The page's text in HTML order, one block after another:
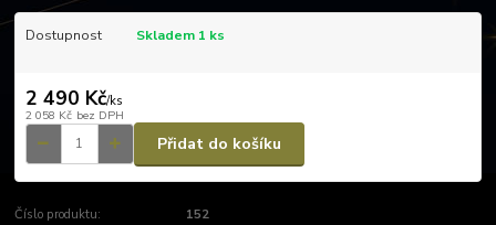
Dostupnost Skladem 1 ks
2 490 Kč/ks
2 058 Kč bez DPH
Přidat do košíku
Číslo produktu: 152